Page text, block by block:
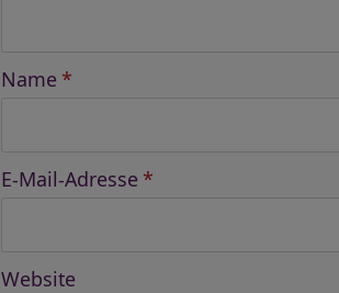
Name *
E-Mail-Adresse *
Website